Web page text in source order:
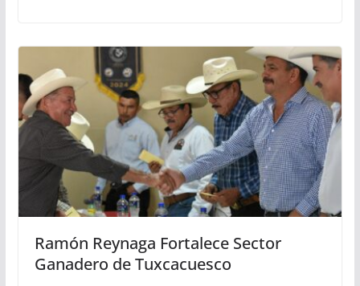
Ramón Reynaga Fortalece Sector
Ganadero de Tuxcacuesco